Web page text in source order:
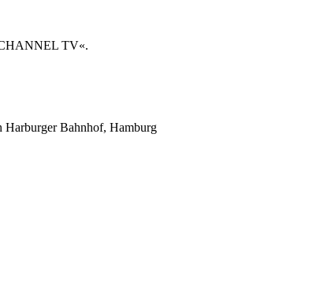
TV«.
Bahnhof, Hamburg